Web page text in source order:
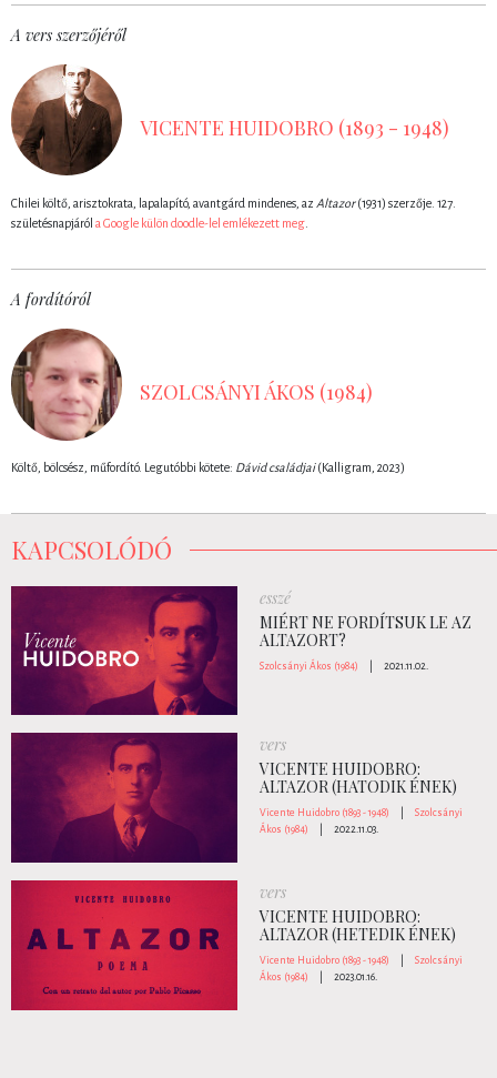
A vers szerzőjéről
VICENTE HUIDOBRO (1893 - 1948)
Chilei költő, arisztokrata, lapalapító, avantgárd mindenes, az Altazor(1931) szerzője. 127.
születésnapjáról a Google külön doodle-lel emlékezett meg
A fordítóról
SZOLCSÁNYI ÁKOS (1984)
Költő, bölcsész, műfordító. Legutóbbi kötete: Dávid családjai(Kalligram, 2023)
KAPCSOLÓDÓ
esszé
MIÉRT NE FORDÍTSUK LE AZ
ALTAZORT?
Szolcsányi Ákos (1984) 2021.11.02.
vers
VICENTE HUIDOBRO:
ALTAZOR (HATODIK ÉNEK)
Vicente Huidobro (1893 - 1948)
Szolcsányi
Ákos (1984)
2022.11.03.
vers
VICENTE HUIDOBRO:
ALTAZOR (HETEDIK ÉNEK)
Vicente Huidobro (1893 - 1948)
Szolcsányi
Ákos (1984)
2023.01.16.